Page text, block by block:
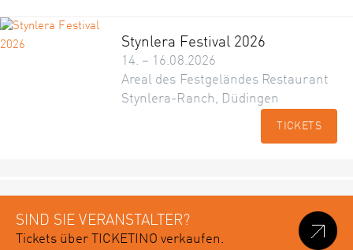
Stynlera Festival 2026
14. – 16.08.2026
Areal des Festgeländes Restaurant
Stynlera-Ranch, Düdingen
TICKETS
SIND SIE VERANSTALTER?
Tickets über TICKETINO verkaufen.